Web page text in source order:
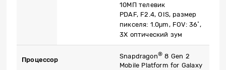
10МП телевик
PDAF, F2.4, OIS, размер
пикселя: 1.0μm, FOV: 36˚,
3X оптический зум
Процессор Snapdragon® 8 Gen 2
Mobile Platform for Galaxy